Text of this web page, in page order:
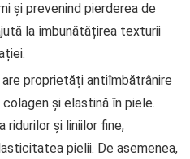
și prevenind pierderea de
la îmbunătățirea texturii
proprietăți antiîmbătrânire
și elastină în piele.
ridurilor și liniilor fine,
pielii. De asemenea,